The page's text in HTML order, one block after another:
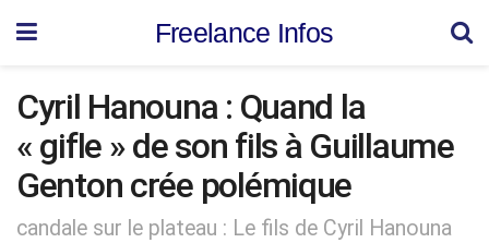
Freelance Infos
Cyril Hanouna : Quand la
« gifle » de son fils à Guillaume
Genton crée polémique
candale sur le plateau : Le fils de Cyril Hanouna